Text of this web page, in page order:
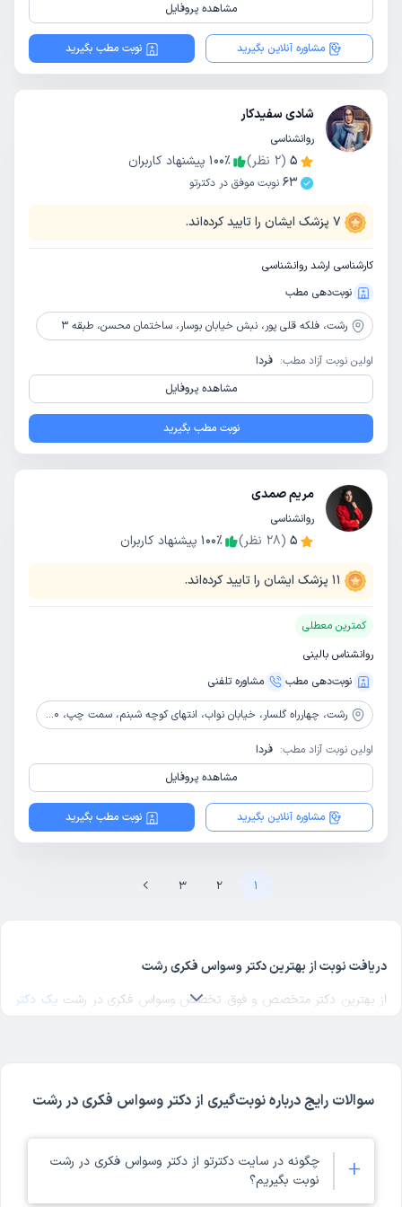
مشاهده پروفایل
مشاوره آنلاین بگیرید نوبت مطب بگیرید
شادی سفیدکار
روانشناسی
5
(
2 نظر) 100٪
پیشنهاد کاربران
63 نوبت موفق در دکترتو
7 پزشک ایشان را تایید کرده‌اند.
کارشناسی ارشد روانشناسی
نوبت‌دهی مطب
رشت، فلکه قلی پور، نبش خیابان بوسار، ساختمان محسن، طبقه 3
اولین نوبت آزاد مطب: فردا
مشاهده پروفایل
نوبت مطب بگیرید
مریم صمدی
روانشناسی
5
(
28 نظر) 100٪ پیشنهاد کاربران
11 پزشک ایشان را تایید کرده‌اند.
کمترین معطلی
روانشناس بالینی
نوبت‌دهی مطب
مشاوره‌ تلفنی
رشت، چهارراه گلسار، خیابان نواب، انتهای کوچه شبنم، سمت چپ، 20 متر بالاتر از باشگاه کونگ، ساختمان7، طبقه دوم، واحد4
اولین نوبت آزاد مطب: فردا
مشاهده پروفایل
مشاوره آنلاین بگیرید نوبت مطب بگیرید
1
2
3
دریافت نوبت از بهترین دکتر وسواس فکری رشت
از بهترین دکتر متخصص و فوق تخصص وسواس فکری در رشت یک دکتر
مربوطه را بررسی کنید. دکترتو در تمام صفحات مربوط به دکترهای وسواس
فکری رشت، امکان بررسی کد نظام پزشکی، آدرس مطب و مراکز حضور
دکتر، شماره تماس و ثبت نوبت حضوری برای وسواس فکری در پروفایل هر
پزشک را فراهم کرده است. ملاک انتخاب بهترین دکتر وسواس فکری رشت
در دکترتو، تخصص و تجربه پزشک در کنار امتیاز و نظر مراجعه‌کنندگان
است. با مراجعه به پروفایل هر یک از دکترهای رشت می‌توانید موارد ذکر
سوالات رایج درباره نوبت‌گیری از دکتر وسواس فکری در رشت
+
چگونه در سایت دکترتو از دکتر وسواس فکری در رشت
نوبت بگیریم؟